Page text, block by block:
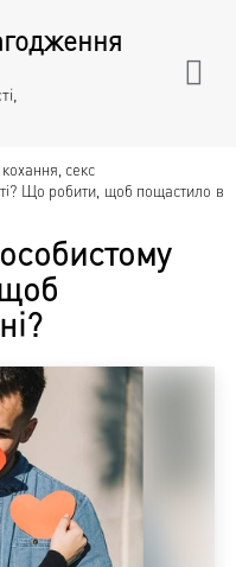
секс
Що робити, щоб пощастило в